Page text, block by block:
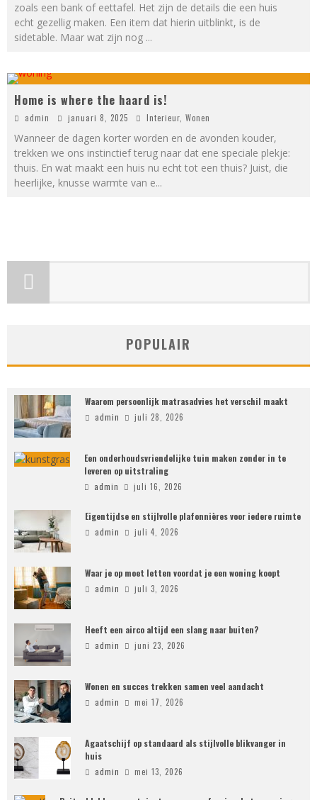
zoals een bank of eettafel. Het zijn de details die een huis
echt gezellig maken. Een item dat hierin uitblinkt, is de
sidetable. Maar wat zijn nog ...
Home is where the haard is!
admin januari 8, 2025 Interieur Wonen
Wanneer de dagen korter worden en de avonden kouder,
trekken we ons instinctief terug naar dat ene speciale plekje:
thuis. En wat maakt een huis nu echt tot een thuis? Juist, die
heerlijke, knusse warmte van e...
POPULAIR
Waarom persoonlijk matrasadvies het verschil maakt
admin juli 28, 2026
Een onderhoudsvriendelijke tuin maken zonder in te
leveren op uitstraling
admin juli 16, 2026
Eigentijdse en stijlvolle plafonnières voor iedere ruimte
admin juli 4, 2026
Waar je op moet letten voordat je een woning koopt
admin juli 3, 2026
Heeft een airco altijd een slang naar buiten?
admin juni 23, 2026
Wonen en succes trekken samen veel aandacht
admin mei 17, 2026
Agaatschijf op standaard als stijlvolle blikvanger in
huis
admin mei 13, 2026